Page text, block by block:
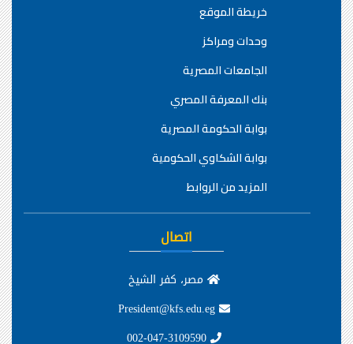
خريطة الموقع
وحدات ومراكز
الجامعات المصرية
بنك المعرفة المصري
بوابة الحكومة المصرية
بوابة الشكاوي الحكومية
المزيد من الروابط
اتصال
مصر، كفر الشيخ